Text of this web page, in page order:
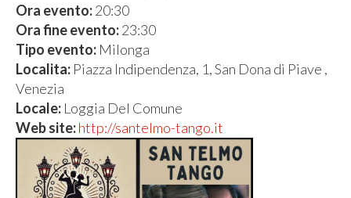
Ora evento:20:30
Ora fine evento:23:30
Tipo evento: Milonga
Localita: Piazza Indipendenza, 1, San Dona di Piave ,
Venezia
Locale: Loggia Del Comune
Web site:http://santelmo-tango.it